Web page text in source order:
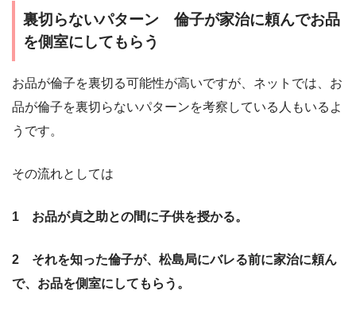
裏切らないパターン 倫子が家治に頼んでお品
を側室にしてもらう
お品が倫子を裏切る可能性が高いですが、ネットでは、お
品が倫子を裏切らないパターンを考察している人もいるよ
うです。
その流れとしては
1 お品が貞之助との間に子供を授かる。
2 それを知った倫子が、松島局にバレる前に家治に頼ん
で、お品を側室にしてもらう。